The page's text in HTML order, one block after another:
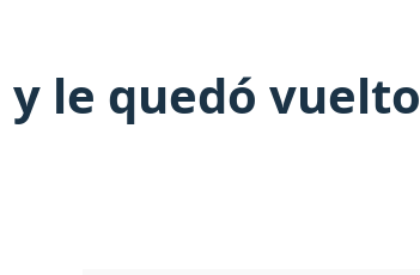
le quedó vuelto